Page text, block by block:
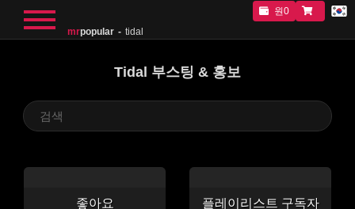
mrpopular tidal
원0
Tidal 부스팅 & 홍보
좋아요 플레이리스트 구독자